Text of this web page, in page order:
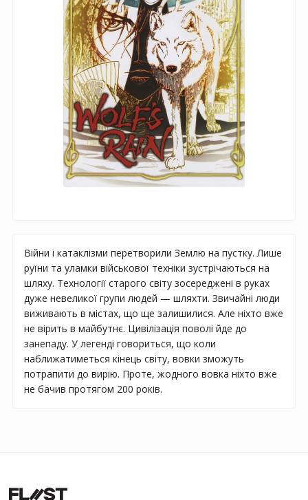
Війни і катаклізми перетворили Землю на пустку. Лише
руїни та уламки військової техніки зустрічаються на
шляху. Технології старого світу зосереджені в руках
дуже невеликої групи людей — шляхти. Звичайні люди
виживають в містах, що ще залишилися. Але ніхто вже
не вірить в майбутнє. Цивілізація поволі йде до
занепаду. У легенді говориться, що коли
наближатиметься кінець світу, вовки зможуть
потрапити до вирію. Проте, жодного вовка ніхто вже
не бачив протягом 200 років.